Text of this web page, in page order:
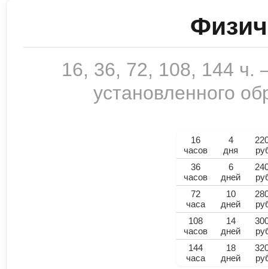
16, 36, 72, 108, 144
установленного
16
часов
4
дня
36
часов
6
дней
72
часа
10
дней
108
часов
14
дней
144
часа
18
дней